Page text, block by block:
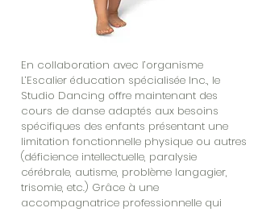
En collaboration avec l’organisme
L’Escalier éducation spécialisée Inc., le
Studio Dancing offre maintenant des
cours de danse adaptés aux besoins
spécifiques des enfants présentant une
limitation fonctionnelle physique ou autres
(déficience intellectuelle, paralysie
cérébrale, autisme, problème langagier,
trisomie, etc.) Grâce à une
accompagnatrice professionnelle qui